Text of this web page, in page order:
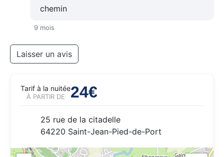
chemin
9 mois
Laisser un avis
Tarif à la nuitée
À PARTIR DE 24€
25 rue de la citadelle
64220 Saint-Jean-Pied-de-Port